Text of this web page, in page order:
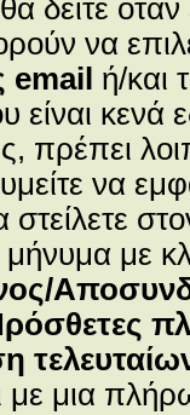
δείτε όταν
να
email ή/και
είναι κενά
πρέπει
να
με
με μια